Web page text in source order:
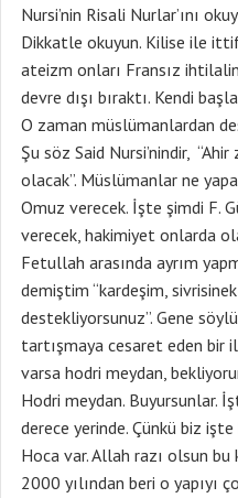
Nursi’nin Risali Nurlar’ını
Dikkatle okuyun. Kilise ile
ateizm onları Fransız
devre dışı bıraktı. Kendi
O zaman müslümanlardan
Şu söz Said Nursi’nindir,
olacak”. Müslümanlar ne
Omuz verecek. İşte şimdi F.
verecek, hakimiyet onlarda
Fetullah arasında ayrım
demiştim “kardeşim,
destekliyorsunuz”. Gene
tartışmaya cesaret eden bir
varsa hodri meydan,
Hodri meydan. Buyursunlar.
derece yerinde. Çünkü biz
Hoca var. Allah razı olsun bu
2000 yılından beri o yapıyı